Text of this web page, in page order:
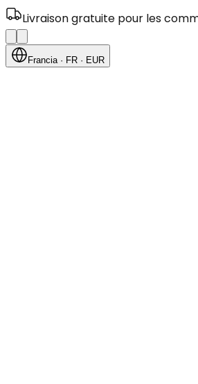
Livraison gratuite pour les
Francia· FR · EUR